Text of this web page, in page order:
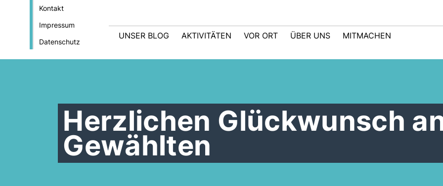
Kontakt
Impressum
Datenschutz
UNSER BLOG AKTIVITÄTEN VOR ORT ÜBER UNS MITMACHEN
Herzlichen Glückwunsch
Gewählten